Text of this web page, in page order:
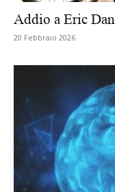
Addio a Eric
20 Febbraio 2026